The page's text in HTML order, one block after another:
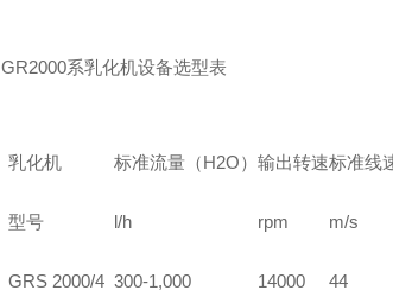
GR2000系乳化机设备选型表
乳化机 标准流量（H2O） 输出转速标准线
型号 l/h rpm m/s
GRS 2000/4 300-1,000 14000 44